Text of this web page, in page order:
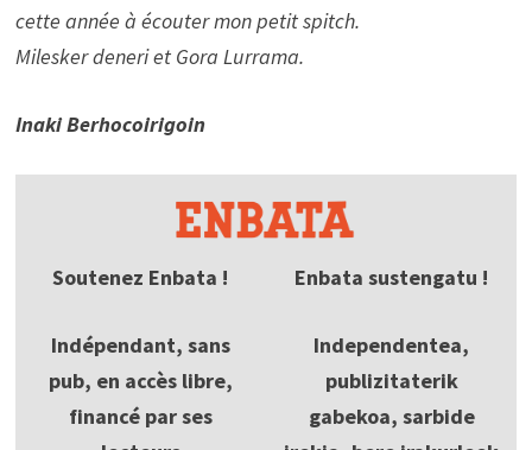
cette année à écouter mon petit spitch.
Milesker deneri et Gora Lurrama.
Inaki Berhocoirigoin
Soutenez Enbata !
Indépendant, sans
pub, en accès libre,
financé par ses
Enbata sustengatu !
Independentea,
publizitaterik
gabekoa, sarbide